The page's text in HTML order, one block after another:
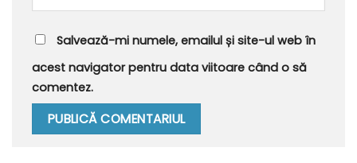
Salvează-mi numele, emailul și site-ul web în
acest navigator pentru data viitoare când o să
comentez.